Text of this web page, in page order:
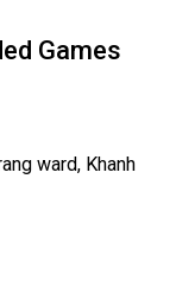
Games
ward, Khanh